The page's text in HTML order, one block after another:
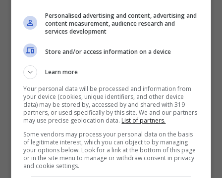
denominazionequattro rassegne che
prima operavano separatamente (Sonata
Islands, NonSole Jazz, Valsugana Jazz
Tour e Lagarina Jazz), quest’anno
il TrentinoInJazz rafforza l’unitarietà
resistendo alla crisi e offrendo un
cartellone corposo e variegato, puntando
sulle diverse espressioni del jazz
contemporaneo, con nomi italiani e
stranieri nelle consuete location di sogno
Personalised advertising and content, advertising and
content measurement, audience research and
services development
Store and/or access information on a device
Learn more
Your personal data will be processed and information from
your device (cookies, unique identifiers, and other device
data) may be stored by, accessed by and shared with 319
partners, or used specifically by this site. We and our partners
may use precise geolocation data. List of partners.
Some vendors may process your personal data on the basis
of legitimate interest, which you can object to by managing
your options below. Look for a link at the bottom of this page
or in the site menu to manage or withdraw consent in privacy
and cookie settings.